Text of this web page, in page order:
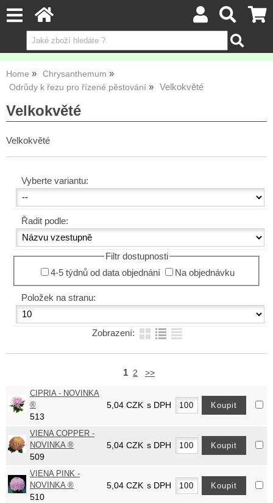
Home
Chrysanthemum
Odrůdy k řezu pro řízené pěstování
Velkokvěté
Velkokvěté
Velkokvěté
Vyberte variantu:
Řadit podle:
Filtr dostupnosti
4-5 týdnů od data objednání
Na objednávku
Položek na stranu:
Zobrazení:
1 2 >>
CIPRIA - NOVINKA
®
513
5,04 CZK s DPH
VIENA COPPER -
NOVINKA ®
509
5,04 CZK s DPH
VIENA PINK -
NOVINKA ®
510
5,04 CZK s DPH